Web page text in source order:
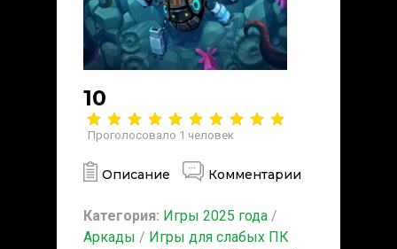
10
Проголосовало 1 человек
Описание Комментарии
Категория: Игры 2025 года /
Аркады / Игры для слабых ПК